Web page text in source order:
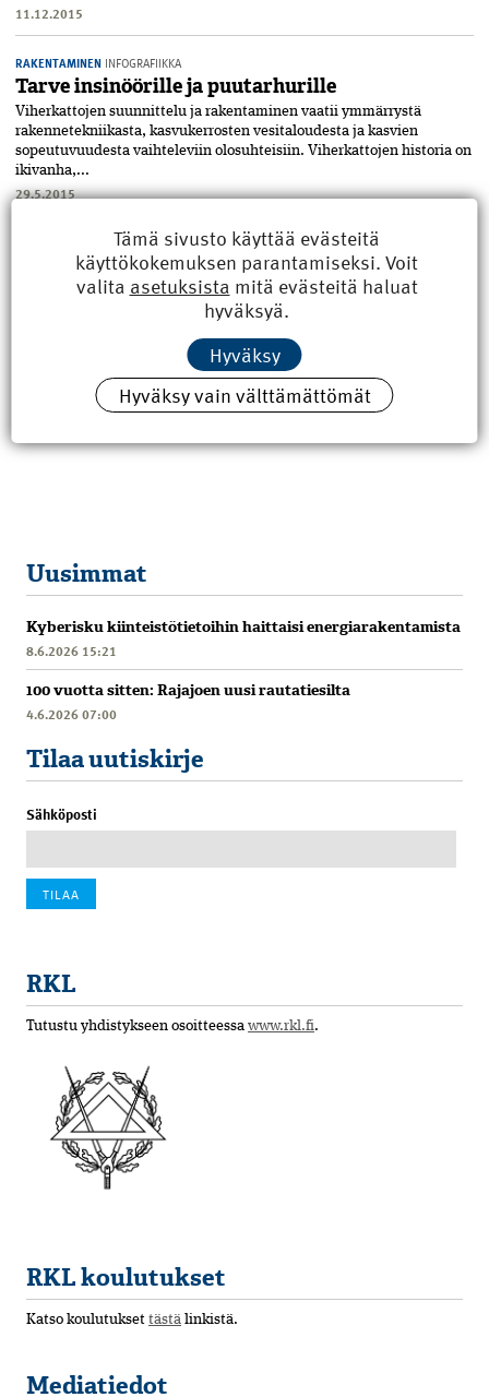
11.12.2015
RAKENTAMINEN INFOGRAFIIKKA
Tarve insinöörille ja puutarhurille
Viherkattojen suunnittelu ja rakentaminen vaatii ymmärrystä
rakennetekniikasta, kasvukerrosten vesitaloudesta ja kasvien
sopeutuvuudesta vaihteleviin olosuhteisiin. Viherkattojen historia on
ikivanha,...
29.5.2015
Uusimmat
Kyberisku kiinteistötietoihin haittaisi energiarakentamista
8.6.2026 15:21
100 vuotta sitten: Rajajoen uusi rautatiesilta
4.6.2026 07:00
Tilaa uutiskirje
Sähköposti
RKL
Tutustu yhdistykseen osoitteessa www.rkl.fi.
RKL koulutukset
Katso koulutukset tästä linkistä.
Mediatiedot
Tämä sivusto käyttää evästeitä
käyttökokemuksen parantamiseksi. Voit
valita asetuksista mitä evästeitä haluat
hyväksyä.
Hyväksy
Hyväksy vain välttämättömät